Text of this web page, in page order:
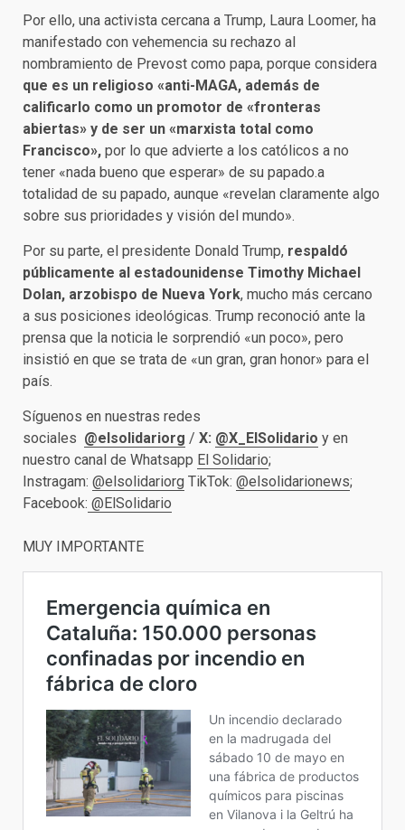
Por ello, una activista cercana a Trump, Laura Loomer, ha
manifestado con vehemencia su rechazo al
nombramiento de Prevost como papa, porque considera
que es un religioso «anti-MAGA, además de
calificarlo como un promotor de «fronteras
abiertas» y de ser un «marxista total como
Francisco», por lo que advierte a los católicos a no
tener «nada bueno que esperar» de su papado.a
totalidad de su papado, aunque «revelan claramente algo
sobre sus prioridades y visión del mundo».
Por su parte, el presidente Donald Trump, respaldó
públicamente al estadounidense Timothy Michael
Dolan, arzobispo de Nueva York, mucho más cercano
a sus posiciones ideológicas. Trump reconoció ante la
prensa que la noticia le sorprendió «un poco», pero
insistió en que se trata de «un gran, gran honor» para el
país.
Síguenos en nuestras redes
sociales @elsolidariorg / X: @X_ElSolidario y en
nuestro canal de Whatsapp El Solidario;
Instragam: @elsolidariorg TikTok: @elsolidarionews;
Facebook: @ElSolidario
MUY IMPORTANTE